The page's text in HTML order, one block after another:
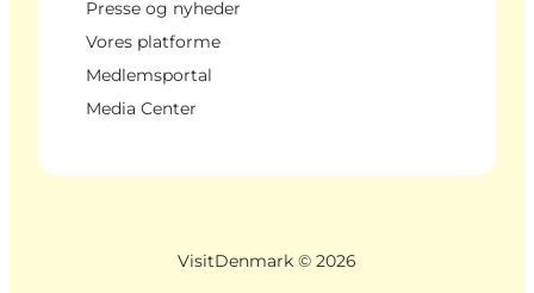
Presse og nyheder
Vores platforme
Medlemsportal
Media Center
VisitDenmark © 2026